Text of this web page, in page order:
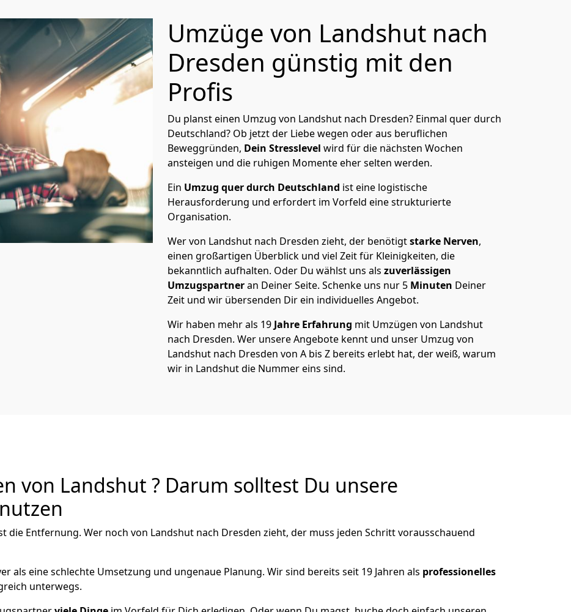
Umzüge von Landshut nach
Dresden günstig mit den
Profis
Du planst einen Umzug von Landshut nach Dresden? Einmal quer durch
Deutschland? Ob jetzt der Liebe wegen oder aus beruflichen
Beweggründen, Dein Stresslevel wird für die nächsten Wochen
ansteigen und die ruhigen Momente eher selten werden.
Ein Umzug quer durch Deutschland ist eine logistische
Herausforderung und erfordert im Vorfeld eine strukturierte
Organisation.
Wer von Landshut nach Dresden zieht, der benötigtstarke Nerven,
einen großartigen Überblick und viel Zeit für Kleinigkeiten, die
bekanntlich aufhalten. Oder Du wählst uns als zuverlässigen
Umzugspartneran Deiner Seite. Schenke uns nur 5 Minuten Deiner
Zeit und wir übersenden Dir ein individuelles Angebot.
Wir haben mehr als 19 Jahre Erfahrung mit Umzügen von Landshut
nach Dresden. Wer unsere Angebote kennt und unser Umzug von
Landshut nach Dresden von A bis Z bereits erlebt hat, der weiß, warum
wir in Landshut die Nummer eins sind.
von Landshut ? Darum solltest Du unsere
Entfernung. Wer noch von Landshut nach Dresden zieht, der muss jeden Schritt vorausschauend
als eine schlechte Umsetzung und ungenaue Planung. Wir sind bereits seit 19 Jahren als professionelles
unterwegs.